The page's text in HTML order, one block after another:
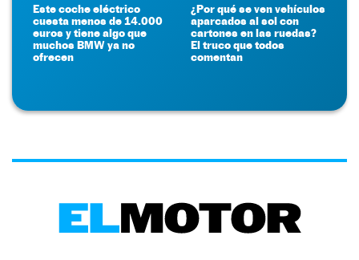
Este coche eléctrico
cuesta menos de 14.000
euros y tiene algo que
muchos BMW ya no
ofrecen
¿Por qué se ven vehículos
aparcados al sol con
cartones en las ruedas?
El truco que todos
comentan